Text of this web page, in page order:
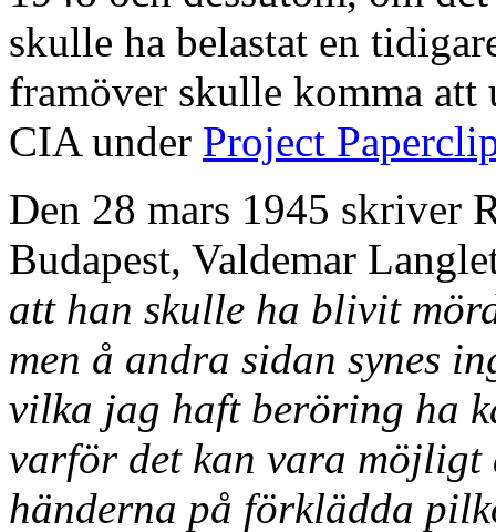
skulle ha belastat en
framöver skulle komma
CIA under Project
Den 28 mars 1945 skriver
Budapest, Valdemar
att han skulle ha blivit
men å andra sidan synes
vilka jag haft beröring ha
varför det kan vara
händerna på förklädda